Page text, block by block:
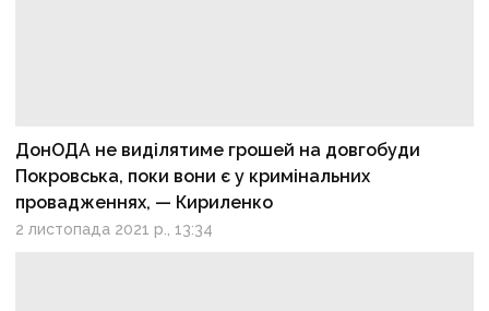
ДонОДА не виділятиме грошей на довгобуди
Покровська, поки вони є у кримінальних
провадженнях, — Кириленко
2 листопада 2021 р., 13:34